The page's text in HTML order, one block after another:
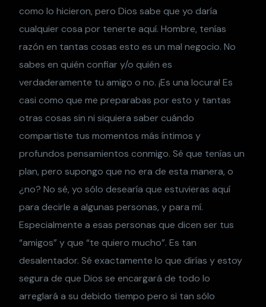
como lo hicieron, pero Dios sabe que yo daría
cualquier cosa por tenerte aquí. Hombre, tenías
razón en tantas cosas esto es un mal negocio. No
sabes en quién confiar y/o quién es
verdaderamente tu amigo o no. ¡Es una locura! Es
casi como que me preparabas por esto y tantas
otras cosas sin ni siquiera saber cuándo
compartiste tus momentos más íntimos y
profundos pensamientos conmigo. Sé que tenías un
plan, pero supongo que no era de esta manera, o
¿no? No sé, yo sólo desearía que estuvieras aquí
para decirle a algunas personas, y para mí.
Especialmente a esas personas que dicen ser tus
“amigos” y que “te quiero mucho”. Es tan
desalentador. Sé exactamente lo que dirías y estoy
segura de que Dios se encargará de todo lo
arreglará a su debido tiempo pero si tan sólo